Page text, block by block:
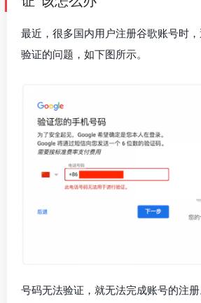
最近，很多国内用户注册谷歌账号时
验证的问题，如下图所示。
号码无法验证，就无法完成账号的注册